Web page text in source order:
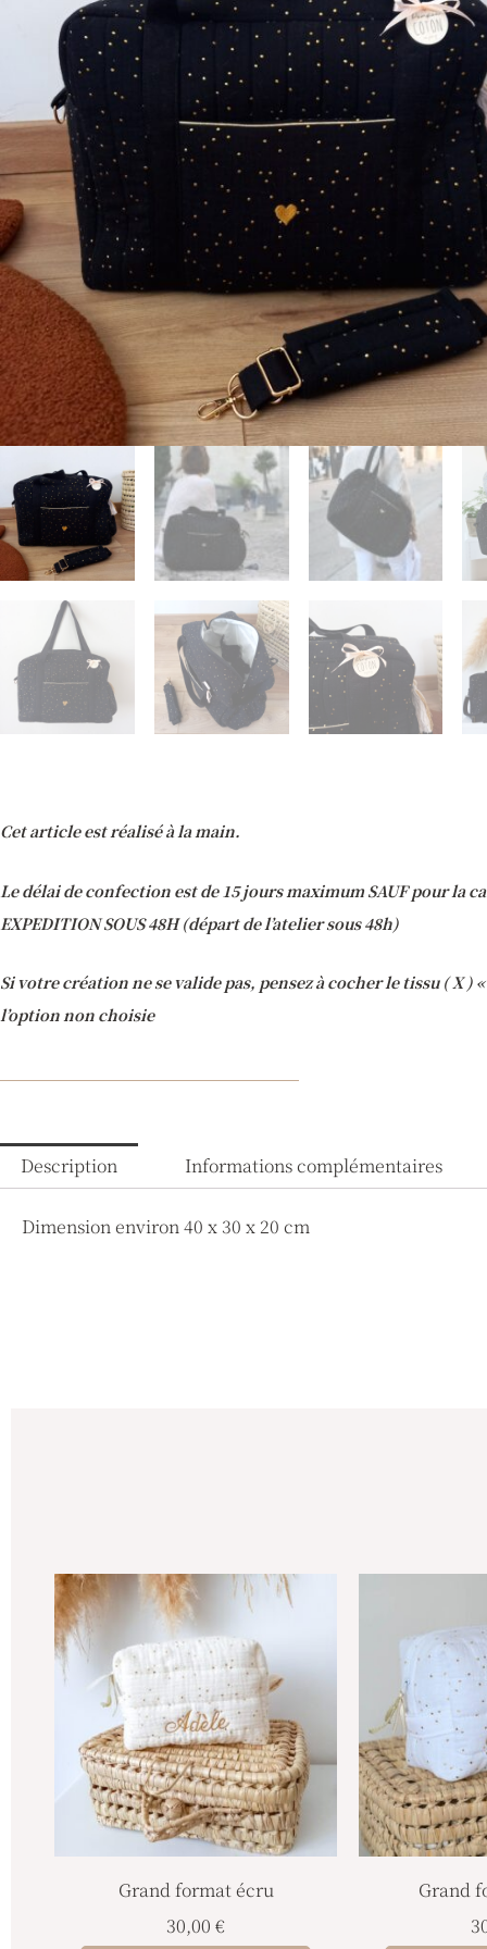
Cet article est réalisé à la main.
Le délai de confection est de 15 jours maximum SAUF pour la
EXPEDITION SOUS 48H (départ de l’atelier sous 48h)
Si votre création ne se valide pas, pensez à cocher le tissu ( X )
l’option non choisie
Description Informations complémentaires
Dimension environ 40 x 30 x 20 cm
Grand format écru
30,00 €
Grand